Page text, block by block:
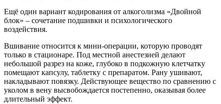
Ещё один вариант кодирования от алкоголизма «Двойной
блок» – сочетание подшивки и психологического
воздействия.
Вшивание относится к мини-операции, которую проводят
только в стационаре. Под местной анестезией делают
небольшой разрез на коже, глубоко в подкожную клетчатку
помещают капсулу, таблетку с препаратом. Рану ушивают,
накладывают повязку. Действующее вещество по сравнению с
уколом в вену высвобождается постепенно, оказывая более
длительный эффект.